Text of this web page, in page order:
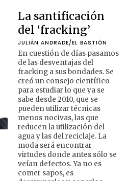
La santificación
del ‘fracking’
JULIÁN ANDRADE/EL BASTIÓN
En cuestión de días pasamos
de las desventajas del
fracking a sus bondades. Se
creó un consejo científico
para estudiar lo que ya se
sabe desde 2010, que se
pueden utilizar técnicas
menos nocivas, las que
reducen la utilización del
agua y las del reciclaje. La
moda será encontrar
virtudes donde antes sólo se
veían defectos. Ya no es
comer sapos, es